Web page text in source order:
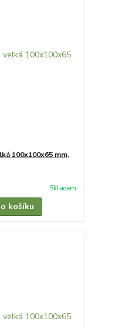
100x100x65 mm,
Skladem
košíku